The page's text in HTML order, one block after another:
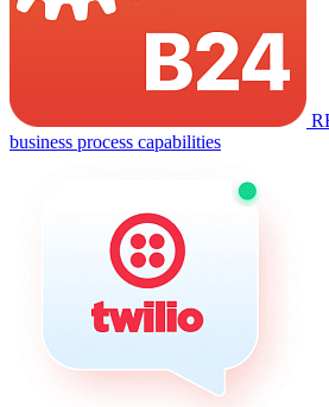
business process capabilities